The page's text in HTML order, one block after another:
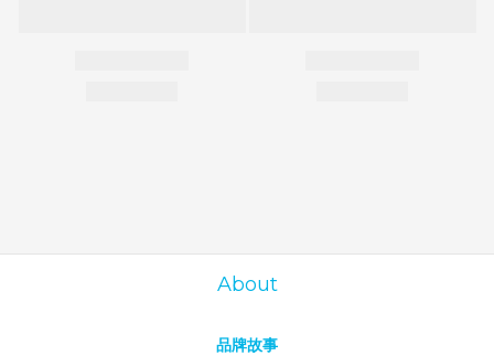
About
品牌故事